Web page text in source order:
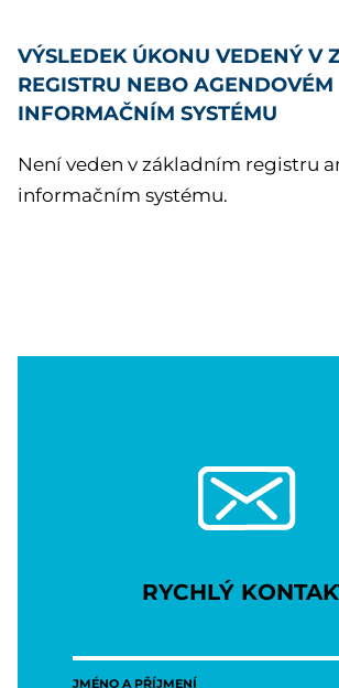
VÝSLEDEK ÚKONU VEDENÝ V
REGISTRU NEBO AGENDOVÉM
INFORMAČNÍM SYSTÉMU
Není veden v základním registru
informačním systému.
RYCHLÝ
JMÉNO A PŘÍJMENÍ